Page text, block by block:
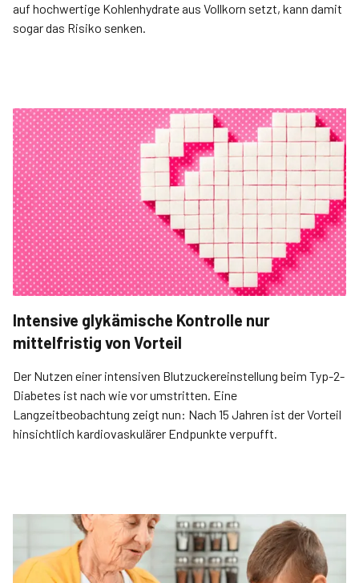
auf hochwertige Kohlenhydrate aus Vollkorn setzt, kann damit
sogar das Risiko senken.
Intensive glykämische Kontrolle nur
mittelfristig von Vorteil
Der Nutzen einer intensiven Blutzuckereinstellung beim Typ-2-
Diabetes ist nach wie vor umstritten. Eine
Langzeitbeobachtung zeigt nun: Nach 15 Jahren ist der Vorteil
hinsichtlich kardiovaskulärer Endpunkte verpufft.